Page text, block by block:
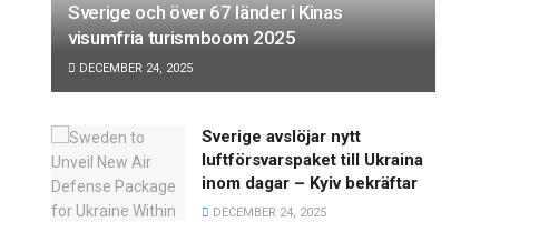
Sverige och över 67 länder i Kinas
visumfria turismboom 2025
DECEMBER 24, 2025
Sverige avslöjar nytt
luftförsvarspaket till Ukraina
inom dagar – Kyiv bekräftar
DECEMBER 24, 2025